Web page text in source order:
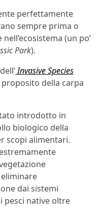
perfettamente
sempre prima o
(un po’
Park).
Invasive Species
proposito della carpa
introdotto in
biologico della
scopi alimentari.
dai sistemi
pesci native oltre